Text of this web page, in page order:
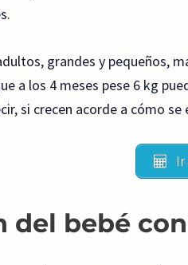
grandes y pequeños,
a los 4 meses pese 6 kg
si crecen acorde a cómo
Ir
del bebé